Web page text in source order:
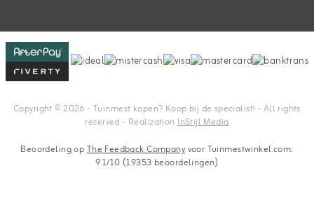
Copyright © 2026 - Tuinmest kopen? Koop bij de specialist! - All rights
reserved - RealizationInStijl Media
Beoordeling opThe Feedback Companyvoor Tuinmestwinkel.com:
9.1/10 (19353 beoordelingen)